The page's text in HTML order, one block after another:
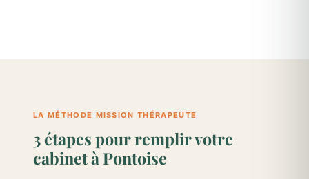
LA MÉTHODE MISSION THÉRAPEUTE
3 étapes pour remplir votre
cabinet à Pontoise